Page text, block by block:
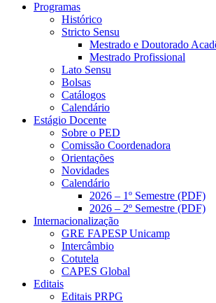
Programas
Histórico
Stricto Sensu
Mestrado e Doutorado
Mestrado Profissional
Lato Sensu
Bolsas
Catálogos
Calendário
Estágio Docente
Sobre o PED
Comissão Coordenadora
Orientações
Novidades
Calendário
2026 – 1º Semestre (PDF)
2026 – 2º Semestre (PDF)
Internacionalização
GRE FAPESP Unicamp
Intercâmbio
Cotutela
CAPES Global
Editais
Editais PRPG